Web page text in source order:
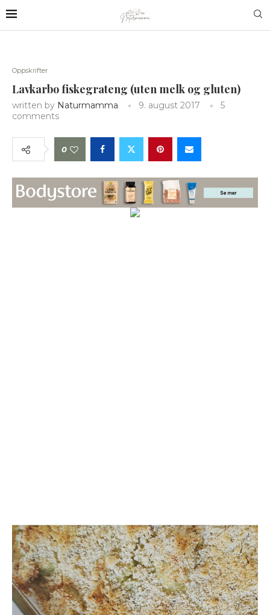
Oppskrifter
Lavkarbo fiskegrateng (uten melk og gluten)
written by Naturmamma 9. august 2017
5
comments
0